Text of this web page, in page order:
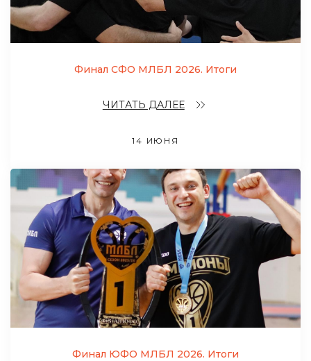
Финал СФО МЛБЛ 2026. Итоги
ЧИТАТЬ ДАЛЕЕ
14 ИЮНЯ
Финал ЮФО МЛБЛ 2026. Итоги